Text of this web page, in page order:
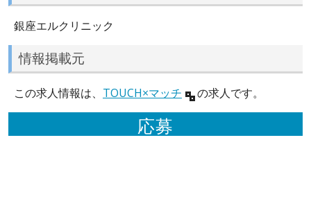
銀座エルクリニック
情報掲載元
この求人情報は、 TOUCH×マッチ の求人です。
応募